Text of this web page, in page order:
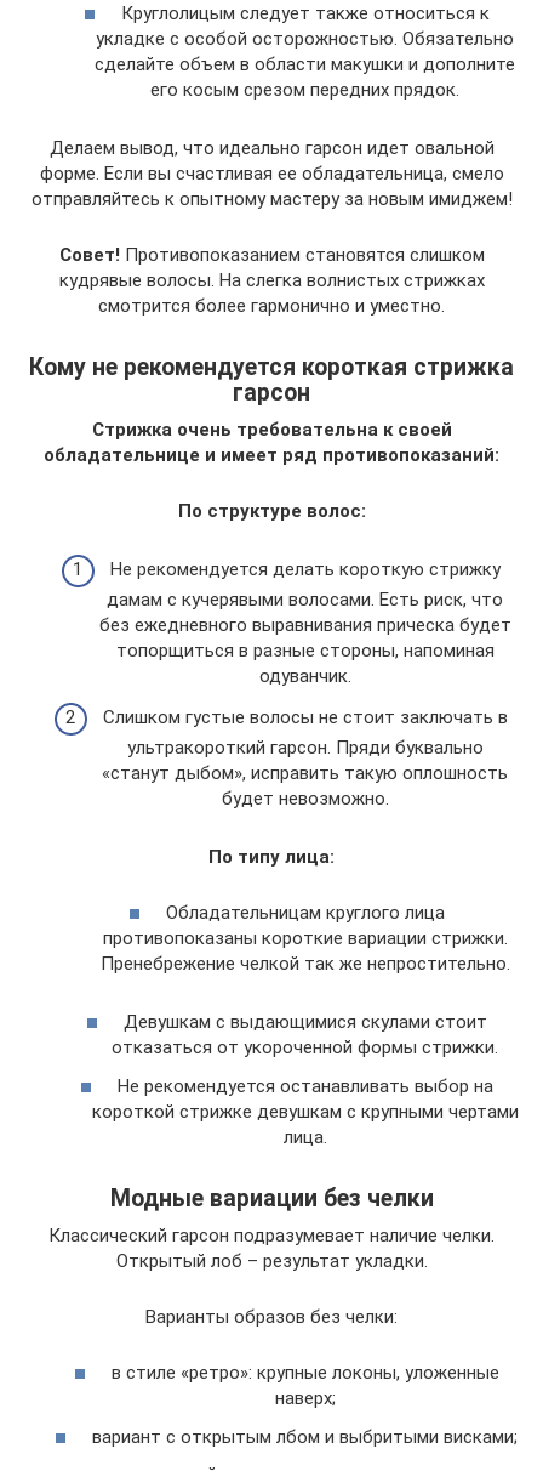
Круглолицым следует также относиться к
укладке с особой осторожностью. Обязательно
сделайте объем в области макушки и дополните
его косым срезом передних прядок.
Делаем вывод, что идеально гарсон идет овальной
форме. Если вы счастливая ее обладательница, смело
отправляйтесь к опытному мастеру за новым имиджем!
Совет! Противопоказанием становятся слишком
кудрявые волосы. На слегка волнистых стрижках
смотрится более гармонично и уместно.
Кому не рекомендуется короткая стрижка
гарсон
Стрижка очень требовательна к своей
обладательнице и имеет ряд противопоказаний:
По структуре волос:
Не рекомендуется делать короткую стрижку
дамам с кучерявыми волосами. Есть риск, что
без ежедневного выравнивания прическа будет
топорщиться в разные стороны, напоминая
одуванчик.
Слишком густые волосы не стоит заключать в
ультракороткий гарсон. Пряди буквально
«станут дыбом», исправить такую оплошность
будет невозможно.
По типу лица:
Обладательницам круглого лица
противопоказаны короткие вариации стрижки.
Пренебрежение челкой так же непростительно.
Девушкам с выдающимися скулами стоит
отказаться от укороченной формы стрижки.
Не рекомендуется останавливать выбор на
короткой стрижке девушкам с крупными чертами
лица.
Модные вариации без челки
Классический гарсон подразумевает наличие челки.
Открытый лоб – результат укладки.
Варианты образов без челки:
в стиле «ретро»: крупные локоны, уложенные
наверх;
вариант с открытым лбом и выбритыми висками;